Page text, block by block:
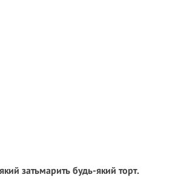
затьмарить будь-який торт.